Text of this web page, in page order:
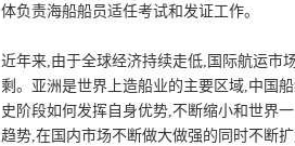
体负责海船船员适任考试和发证工作。
近年来,由于全球经济持续走低,国际航运市
剩。亚洲是世界上造船业的主要区域,中国
史阶段如何发挥自身优势,不断缩小和世界
趋势,在国内市场不断做大做强的同时不断